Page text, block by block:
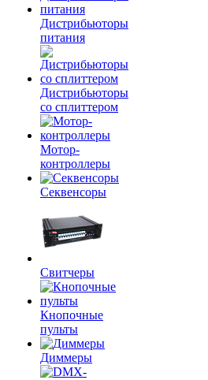
Дистрибьюторы
питания
Дистрибьюторы
со сплиттером
Мотор-
контроллеры
Секвенсоры
Свитчеры
Кнопочные
пульты
Диммеры